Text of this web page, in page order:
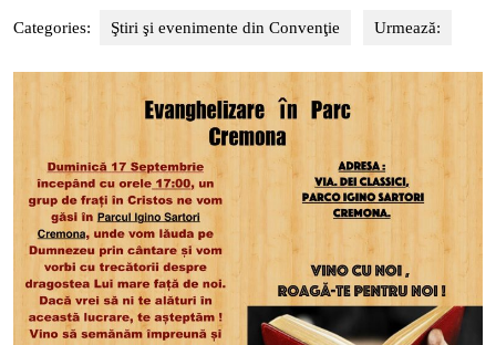
Categories: Ştiri şi evenimente din Convenţie Urmează: